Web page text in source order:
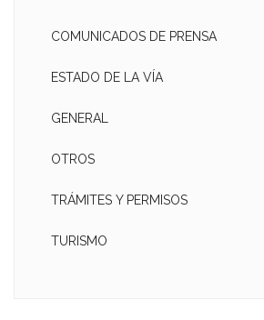
COMUNICADOS DE PRENSA
ESTADO DE LA VÍA
GENERAL
OTROS
TRÁMITES Y PERMISOS
TURISMO